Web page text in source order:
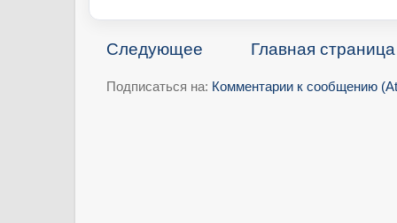
Следующее Главная страница
Подписаться на: Комментарии к сообщению